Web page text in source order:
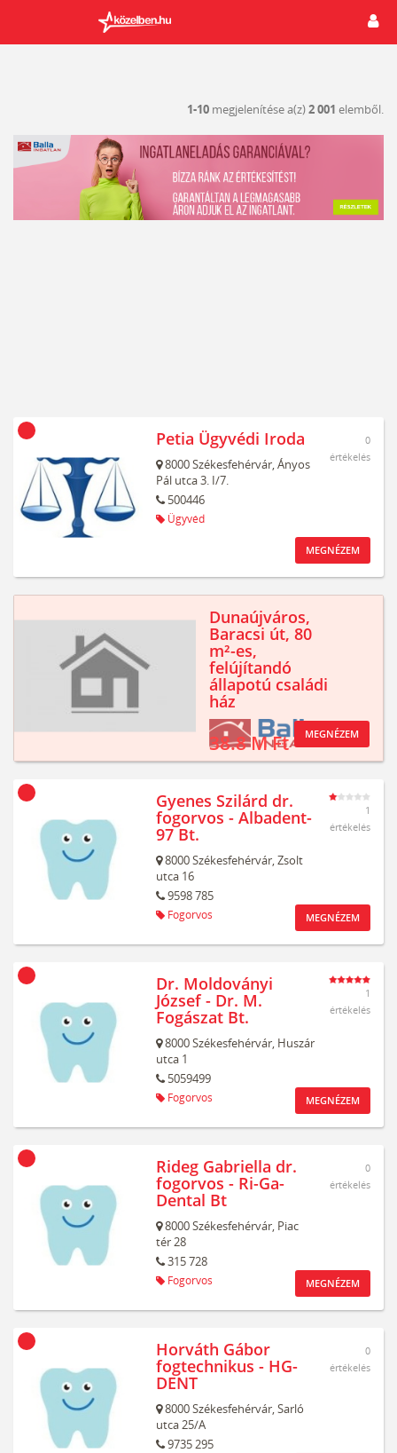
1-10 megjelenítése a(z)2 001 elemből.
Petia Ügyvédi Iroda
8000Székesfehérvár,Ányos
Pál utca 3. I/7.
500446
Ügyvéd
0
értékelés
MEGNÉZEM
Dunaújváros,
Baracsi út, 80
m²-es,
felújítandó
állapotú családi
ház
38.8 M Ft MEGNÉZEM
Gyenes Szilárd dr.
fogorvos - Albadent-
97 Bt.
8000Székesfehérvár,Zsolt
utca 16
9598 785
Fogorvos
1
értékelés
MEGNÉZEM
Dr. Moldoványi
József - Dr. M.
Fogászat Bt.
8000Székesfehérvár, Huszár
utca 1
5059499
Fogorvos
1
értékelés
MEGNÉZEM
Rideg Gabriella dr.
fogorvos - Ri-Ga-
Dental Bt
8000Székesfehérvár, Piac
tér 28
315 728
Fogorvos
0
értékelés
MEGNÉZEM
Horváth Gábor
fogtechnikus - HG-
DENT
8000Székesfehérvár,Sarló
utca 25/A
9735 295
0
értékelés